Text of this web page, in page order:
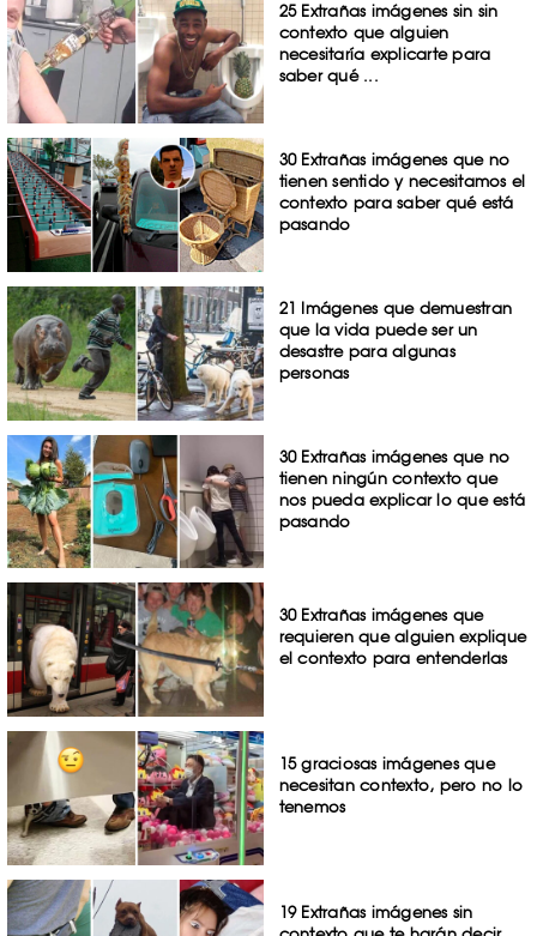
25 Extrañas imágenes sin sin
contexto que alguien
necesitaría explicarte para
saber qué ...
30 Extrañas imágenes que no
tienen sentido y necesitamos el
contexto para saber qué está
pasando
21 Imágenes que demuestran
que la vida puede ser un
desastre para algunas
personas
30 Extrañas imágenes que no
tienen ningún contexto que
nos pueda explicar lo que está
pasando
30 Extrañas imágenes que
requieren que alguien explique
el contexto para entenderlas
15 graciosas imágenes que
necesitan contexto, pero no lo
tenemos
19 Extrañas imágenes sin